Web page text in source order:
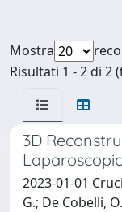
Mostra
Risultati 1 - 2 di 2
3D
2023-01-01
G.; De Cobelli,